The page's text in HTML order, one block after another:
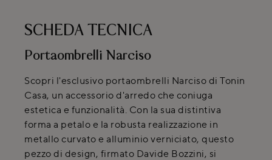
SCHEDA TECNICA
Portaombrelli Narciso
Scopri l'esclusivo portaombrelli Narciso di Tonin
Casa, un accessorio d'arredo che coniuga
estetica e funzionalità. Con la sua distintiva
forma a petalo e la robusta realizzazione in
metallo curvato e alluminio verniciato, questo
pezzo di design, firmato Davide Bozzini, si